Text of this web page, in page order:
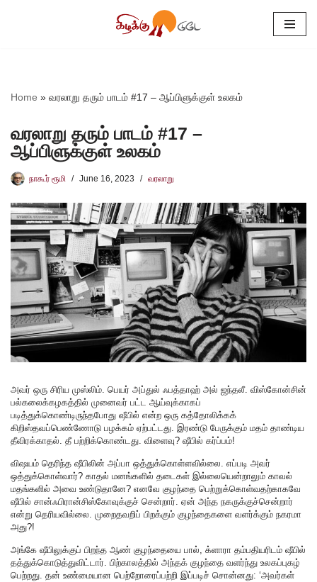
Home » வரலாறு தரும் பாடம் #17 – ஆப்பிளுக்குள் உலகம்
வரலாறு தரும் பாடம் #17 –
ஆப்பிளுக்குள் உலகம்
நாகூர் ரூமி June 16, 2023 வரலாறு
அவர் ஒரு சிரிய முஸ்லிம். பெயர் அப்துல் ஃபத்தாஹ் அல் ஜந்தலீ. விஸ்கோன்சின்
பல்கலைக்கழகத்தில் முனைவர் பட்ட ஆய்வுக்காகப்
படித்துக்கொண்டிருந்தபோது ஷீபில் என்ற ஒரு கத்தோலிக்கக்
கிறிஸ்தவப்பெண்ணோடு பழக்கம் ஏற்பட்டது. இரண்டு பேருக்கும் மதம் தாண்டிய
தீவிரக்காதல். தீ பற்றிக்கொண்டது. விளைவு? ஷீபில் கர்ப்பம்!
விஷயம் தெரிந்த ஷீபிலின் அப்பா ஒத்துக்கொள்ளவில்லை. எப்படி அவர்
ஒத்துக்கொள்வார்? காதல் மனங்களில் தடைகள் இல்லையென்றாலும் காவல்
மதங்களில் அவை உண்டுதானே? எனவே குழந்தை பெற்றுக்கொள்வதற்காகவே
ஷீபில் சான்ஃபிரான்சிஸ்கோவுக்குச் சென்றார். ஏன் அந்த நகருக்குச்சென்றார்
என்று தெரியவில்லை. முறைதவறிப் பிறக்கும் குழந்தைகளை வளர்க்கும் நகரமா
அது?!
அங்கே ஷீபிலுக்குப் பிறந்த ஆண் குழந்தையை பால், க்ளாரா தம்பதியரிடம் ஷீபில்
தத்துக்கொடுத்துவிட்டார். பிற்காலத்தில் அந்தக் குழந்தை வளர்ந்து உலகப்புகழ்
பெற்றது. தன் உண்மையான பெற்றோரைப்பற்றி இப்படிச் சொன்னது: ‘அவர்கள்